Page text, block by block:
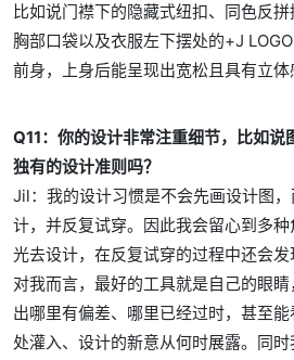
比如说门襟下的隐藏式纽扣、同色反
胸部口袋以及衣服左下摆处的+J
前身，上身后能呈现出宽松且具有立体
Q11：你的设计非常注重细节，比如说
独有的设计准则吗？
Jil：我的设计习惯是不会先画设计图
计，并反复试穿。因此我会留心到多
光去设计，在反复试穿的过程中还会发
对我而言，最好的工具就是自己的眼
出哪里有偏差、哪里已经过时，甚至
处灌入、设计的新意从何时展露。同